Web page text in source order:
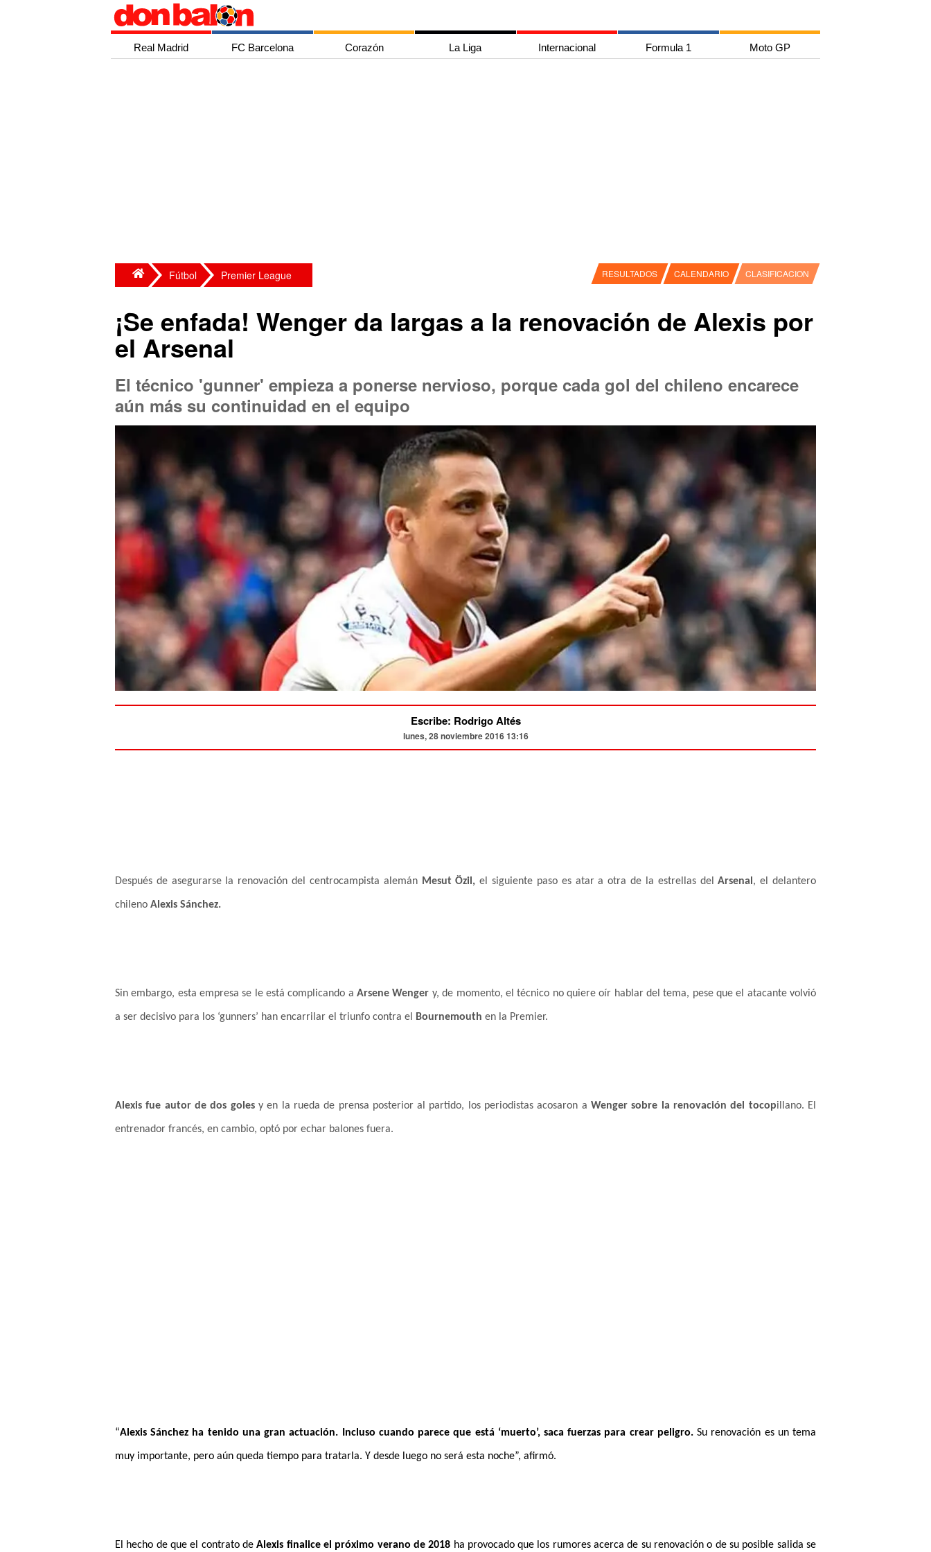
Real Madrid FC Barcelona Corazón La Liga Internacional Formula 1 Moto GP
Fútbol Premier League RESULTADOS CALENDARIO CLASIFICACION
¡Se enfada! Wenger da largas a la renovación de Alexis por
el Arsenal
El técnico 'gunner' empieza a ponerse nervioso, porque cada gol del chileno encarece
aún más su continuidad en el equipo
Escribe: Rodrigo Altés
lunes, 28 noviembre 2016 13:16
Después de asegurarse la renovación del centrocampista alemán Mesut Özil, el siguiente paso es atar a otra de la estrellas delArsenal, el delantero
chileno Alexis Sánchez.
Sin embargo, esta empresa se le está complicando aArsene Wenger y, de momento, el técnico no quiere oír hablar del tema, pese que el atacante volvió
a ser decisivo para los ‘gunners’ han encarrilar el triunfo contra el Bournemouth en la Premier.
Alexis fue autor de dos golesy en la rueda de prensa posterior al partido, los periodistas acosaron aWenger sobre la renovación del tocopillano. El
entrenador francés, en cambio, optó por echar balones fuera.
“Alexis Sánchez ha tenido una gran actuación. Incluso cuando parece que está ‘muerto’, saca fuerzas para crear peligro.Su renovación es un tema
muy importante, pero aún queda tiempo para tratarla. Y desde luego no será esta noche”, afirmó.
El hecho de que el contrato deAlexis finalice el próximo verano de 2018 ha provocado que los rumores acerca de su renovación o de su posible salida se